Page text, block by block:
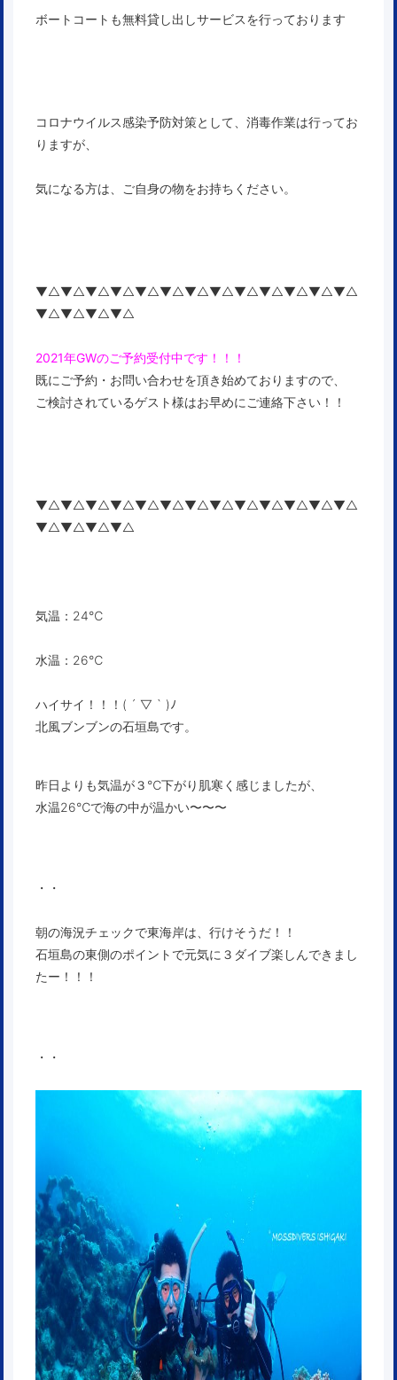
ボートコートも無料貸し出しサービスを行っております
コロナウイルス感染予防対策として、消毒作業は行ってお
りますが、
気になる方は、ご自身の物をお持ちください。
▼△▼△▼△▼△▼△▼△▼△▼△▼△▼△▼△▼△▼△
▼△▼△▼△▼△
2021年GWのご予約受付中です！！！
既にご予約・お問い合わせを頂き始めておりますので、
ご検討されているゲスト様はお早めにご連絡下さい！！
▼△▼△▼△▼△▼△▼△▼△▼△▼△▼△▼△▼△▼△
▼△▼△▼△▼△
気温：24℃
水温：26℃
ハイサイ！！！( ´ ▽ ` )ﾉ
北風ブンブンの石垣島です。
昨日よりも気温が３℃下がり肌寒く感じましたが、
水温26℃で海の中が温かい〜〜〜
・・
朝の海況チェックで東海岸は、行けそうだ！！
石垣島の東側のポイントで元気に３ダイブ楽しんできまし
たー！！！
・・